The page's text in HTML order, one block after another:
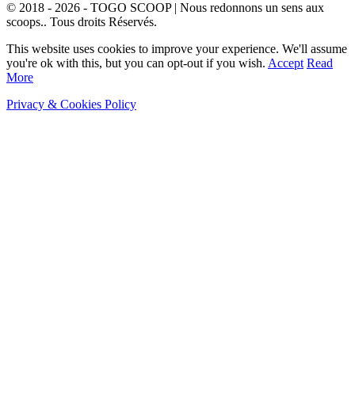
© 2018 - 2026 - TOGO SCOOP | Nous redonnons un sens aux
scoops.. Tous droits Réservés.
This website uses cookies to improve your experience. We'll assume
you're ok with this, but you can opt-out if you wish. Accept Read
More
Privacy & Cookies Policy